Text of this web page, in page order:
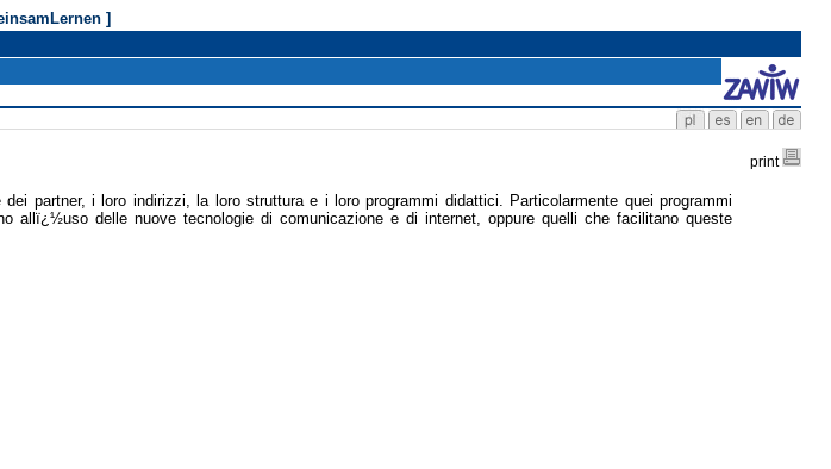
]
print
partner, i loro indirizzi, la loro struttura e i loro programmi didattici. Particolarmente quei programmi
allï¿½uso delle nuove tecnologie di comunicazione e di internet, oppure quelli che facilitano queste